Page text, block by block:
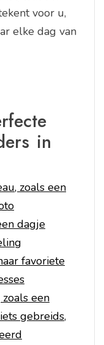
voor u,
elke dag van
in
zoals een
dagje
favoriete
een
gebreids,